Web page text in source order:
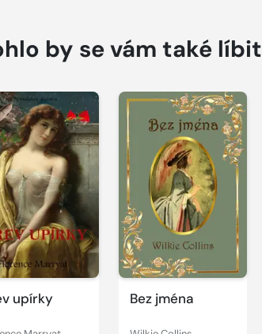
by se vám také líbit
upírky Bez jména